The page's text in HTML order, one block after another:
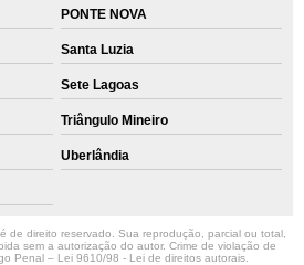
PONTE NOVA
Santa Luzia
Sete Lagoas
Triângulo Mineiro
Uberlândia
de direito reservado. Sua reprodução, parcial ou total,
sem a autorização do autor. Crime de violação de
Penal – Lei 9610/98 - Lei de direitos autorais